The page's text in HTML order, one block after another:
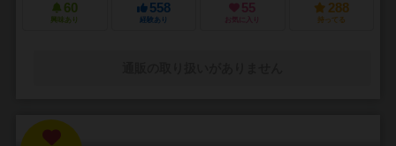
60
興味あり
558
経験あり
55
お気に入り
288
持ってる